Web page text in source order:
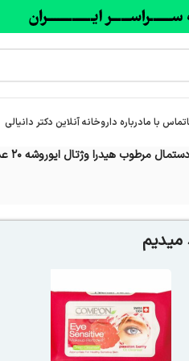
تماس با مادرباره‌ داروخانه آنلاین دکتر دانیالی
دستمال مرطوب هیدرا وژتال ایوروشه 20 عددی
میدیم